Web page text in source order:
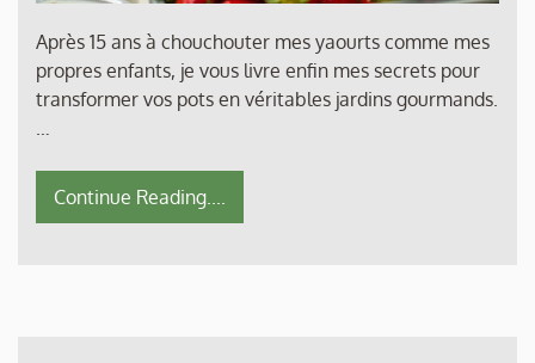
Après 15 ans à chouchouter mes yaourts comme mes
propres enfants, je vous livre enfin mes secrets pour
transformer vos pots en véritables jardins gourmands.
Continue Reading....